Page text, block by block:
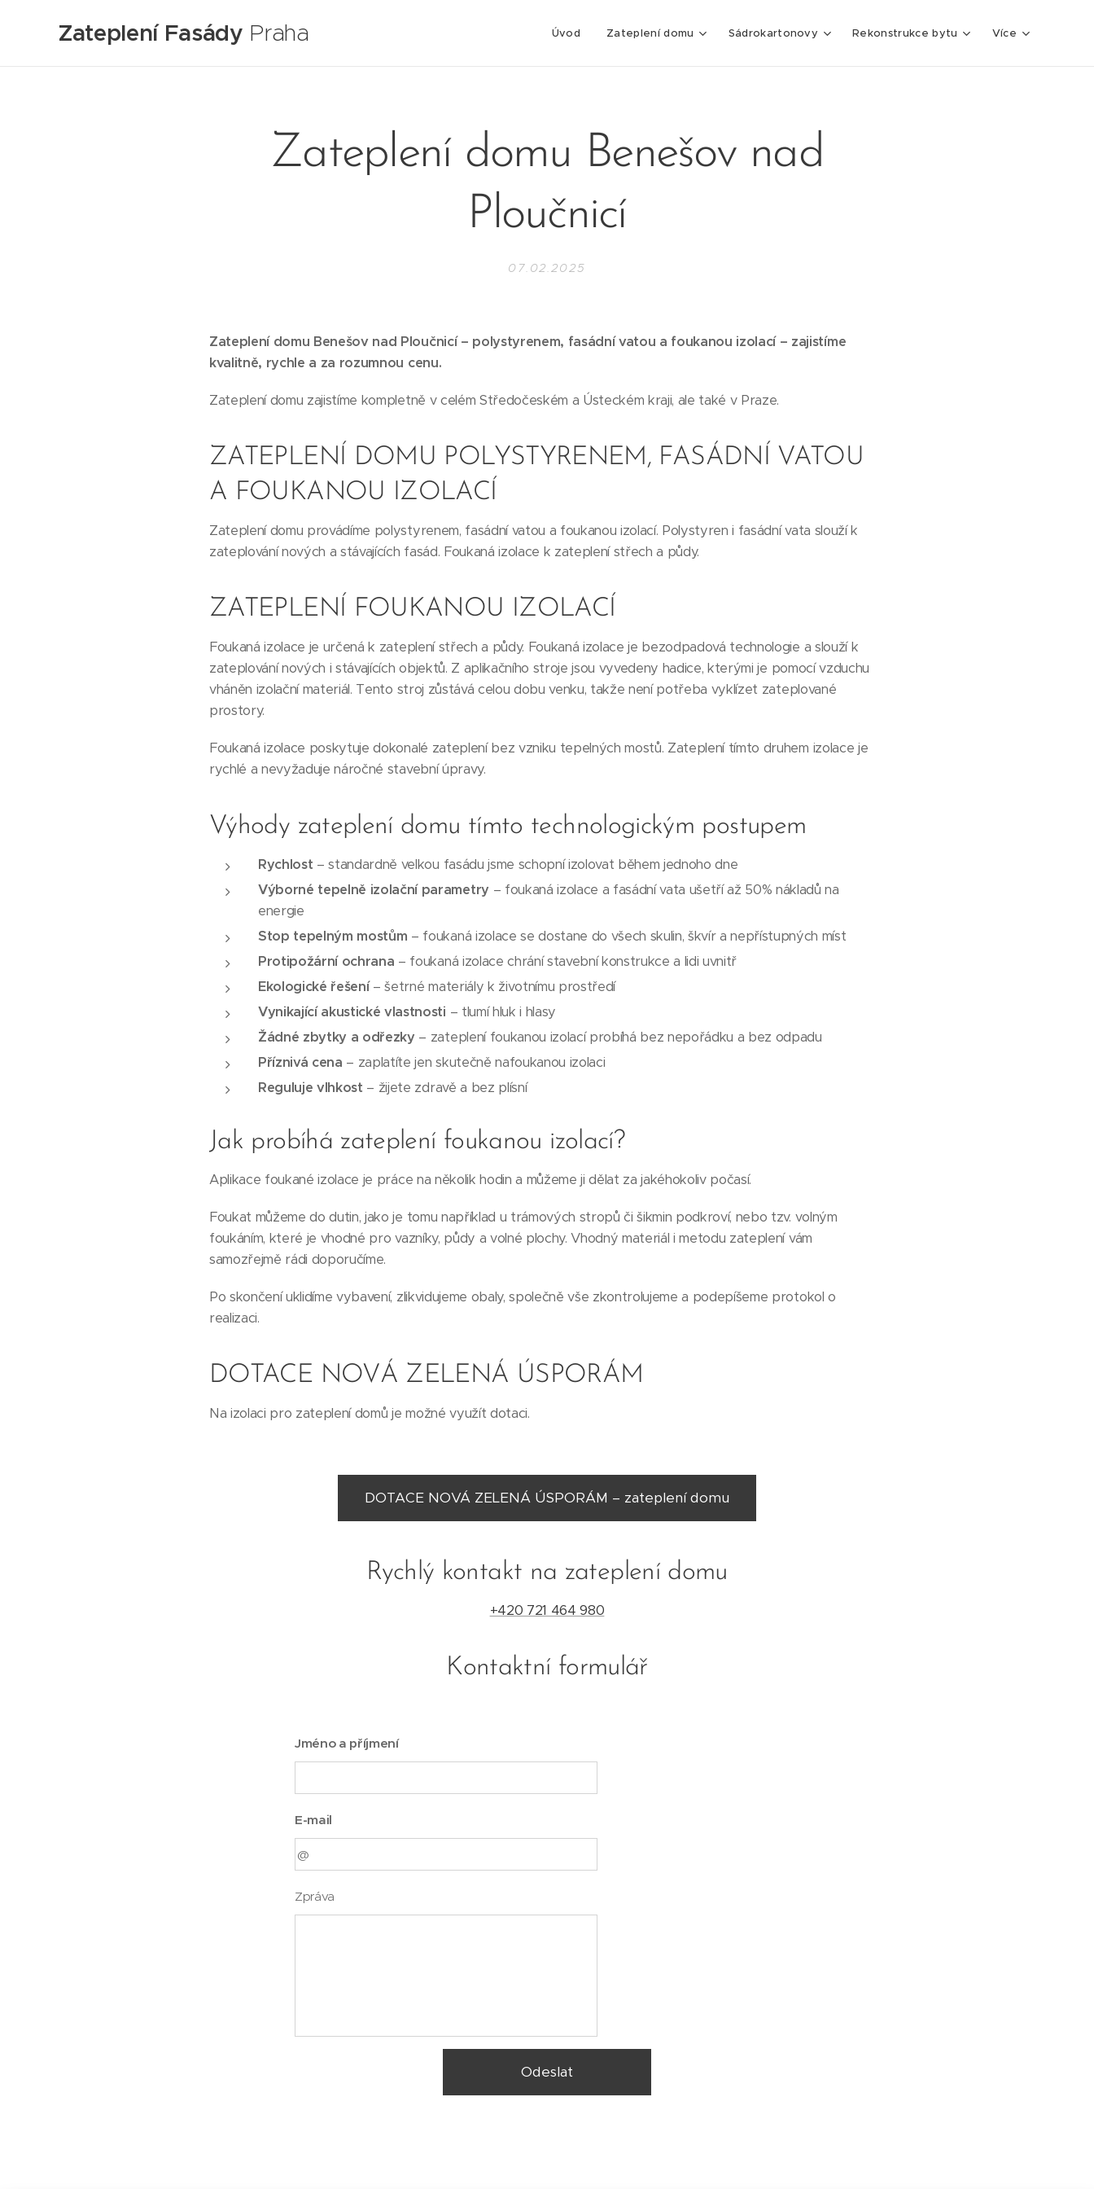
Zateplení Fasády Praha Úvod Zateplení domu Sádrokartonovy Rekonstrukce bytu Více
Zateplení domu Benešov nad
Ploučnicí
07.02.2025
Zateplení domu Benešov nad Ploučnicí – polystyrenem, fasádní vatou a foukanou izolací – zajistíme
kvalitně, rychle a za rozumnou cenu.
Zateplení domu zajistíme kompletně v celém Středočeském a Ústeckém kraji, ale také v Praze.
ZATEPLENÍ DOMU POLYSTYRENEM, FASÁDNÍ VATOU
A FOUKANOU IZOLACÍ
Zateplení domu provádíme polystyrenem, fasádní vatou a foukanou izolací. Polystyren i fasádní vata slouží k
zateplování nových a stávajících fasád. Foukaná izolace k zateplení střech a půdy.
ZATEPLENÍ FOUKANOU IZOLACÍ
Foukaná izolace je určená k zateplení střech a půdy. Foukaná izolace je bezodpadová technologie a slouží k
zateplování nových i stávajících objektů. Z aplikačního stroje jsou vyvedeny hadice, kterými je pomocí vzduchu
vháněn izolační materiál. Tento stroj zůstává celou dobu venku, takže není potřeba vyklízet zateplované
prostory.
Foukaná izolace poskytuje dokonalé zateplení bez vzniku tepelných mostů. Zateplení tímto druhem izolace je
rychlé a nevyžaduje náročné stavební úpravy.
Výhody zateplení domu tímto technologickým postupem
Rychlost – standardně velkou fasádu jsme schopní izolovat během jednoho dne
Výborné tepelně izolační parametry – foukaná izolace a fasádní vata ušetří až 50% nákladů na
energie
Stop tepelným mostům – foukaná izolace se dostane do všech skulin, škvír a nepřístupných míst
Protipožární ochrana – foukaná izolace chrání stavební konstrukce a lidi uvnitř
Ekologické řešení– šetrné materiály k životnímu prostředí
Vynikající akustické vlastnosti – tlumí hluk i hlasy
Žádné zbytky a odřezky – zateplení foukanou izolací probíhá bez nepořádku a bez odpadu
Příznivá cena – zaplatíte jen skutečně nafoukanou izolaci
Reguluje vlhkost – žijete zdravě a bez plísní
Jak probíhá zateplení foukanou izolací?
Aplikace foukané izolace je práce na několik hodin a můžeme ji dělat za jakéhokoliv počasí.
Foukat můžeme do dutin, jako je tomu například u trámových stropů či šikmin podkroví, nebo tzv. volným
foukáním, které je vhodné pro vazníky, půdy a volné plochy. Vhodný materiál i metodu zateplení vám
samozřejmě rádi doporučíme.
Po skončení uklidíme vybavení, zlikvidujeme obaly, společně vše zkontrolujeme a podepíšeme protokol o
realizaci.
DOTACE NOVÁ ZELENÁ ÚSPORÁM
Na izolaci pro zateplení domů je možné využít dotaci.
DOTACE NOVÁ ZELENÁ ÚSPORÁM – zateplení domu
Rychlý kontakt na zateplení domu
+420 721 464 980
Kontaktní formulář
Jméno a příjmení
E-mail
Zpráva
Odeslat